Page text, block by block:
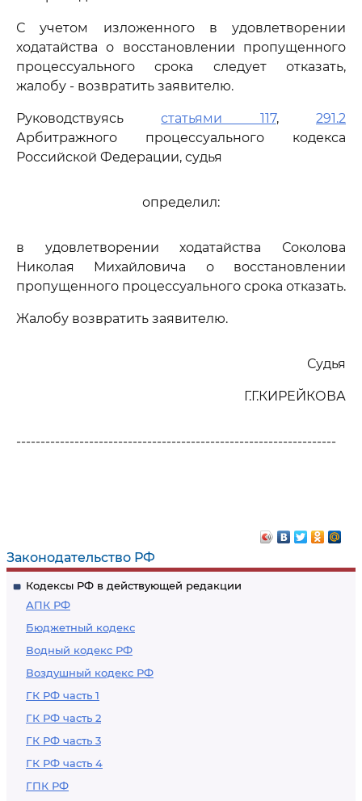
Законодательство РФ
Кодексы РФ в действующей редакции
АПК РФ
Бюджетный кодекс
Водный кодекс РФ
Воздушный кодекс РФ
ГК РФ часть 1
ГК РФ часть 2
ГК РФ часть 3
ГК РФ часть 4
ГПК РФ
С учетом изложенного в удовлетворении
ходатайства о восстановлении пропущенного
процессуального срока следует отказать,
жалобу - возвратить заявителю.
Руководствуясьстатьями 117,291.2
Арбитражного процессуального кодекса
Российской Федерации, судья
определил:
в удовлетворении ходатайства Соколова
Николая Михайловича о восстановлении
пропущенного процессуального срока отказать.
Жалобу возвратить заявителю.
Судья
Г.Г.КИРЕЙКОВА
------------------------------------------------------------------